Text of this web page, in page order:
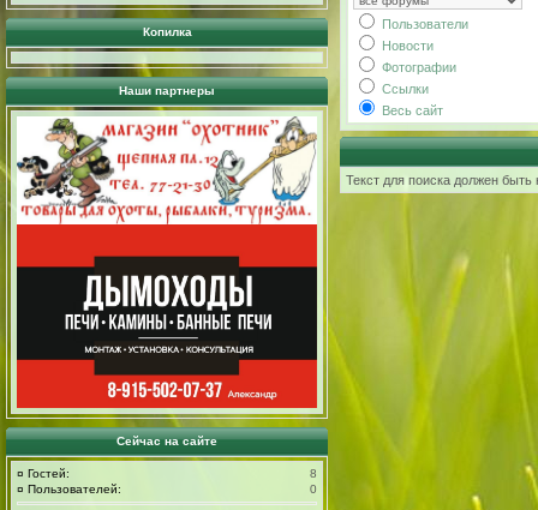
Копилка
Наши партнеры
Сейчас на сайте
¤ Гостей:
8
¤ Пользователей: 0
Пользователи
Новости
Фотографии
Ссылки
Весь сайт
Текст для поиска должен